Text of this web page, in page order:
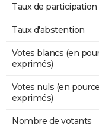
Taux de participation
Taux d'abstention
Votes blancs (en
exprimés)
Votes nuls (en
exprimés)
Nombre de votants